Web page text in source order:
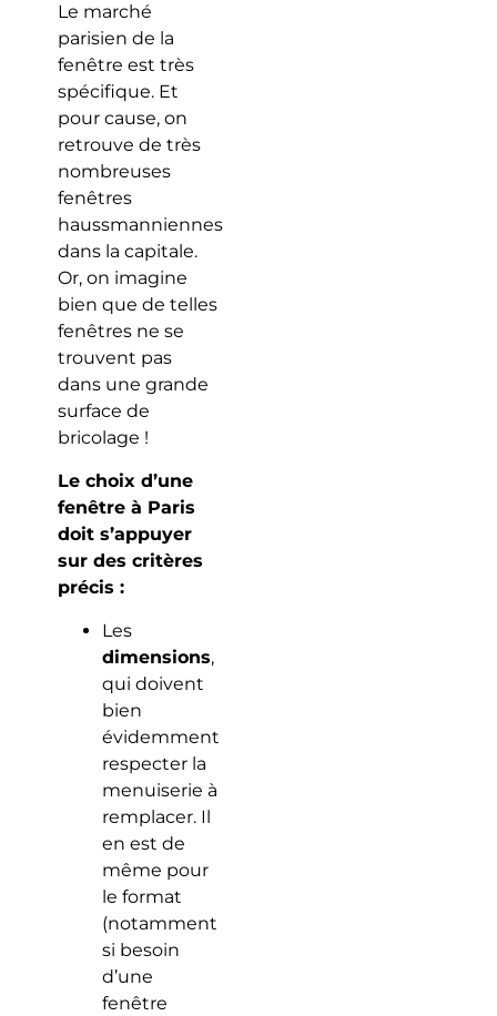
Le marché
parisien de la
fenêtre est très
spécifique. Et
pour cause, on
retrouve de très
nombreuses
fenêtres
haussmanniennes
dans la capitale.
Or, on imagine
bien que de telles
fenêtres ne se
trouvent pas
dans une grande
surface de
bricolage !
Le choix d’une
fenêtre à Paris
doit s’appuyer
sur des critères
précis :
Les
dimensions,
qui doivent
bien
évidemment
respecter la
menuiserie à
remplacer. Il
en est de
même pour
le format
(notamment
si besoin
d’une
fenêtre